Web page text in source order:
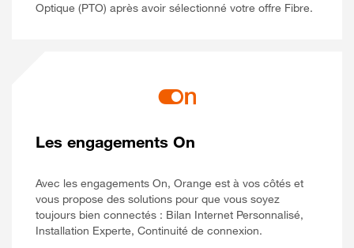
Optique (PTO) après avoir sélectionné votre offre Fibre.
Les engagements On
Avec les engagements On, Orange est à vos côtés et
vous propose des solutions pour que vous soyez
toujours bien connectés : Bilan Internet Personnalisé,
Installation Experte, Continuité de connexion.